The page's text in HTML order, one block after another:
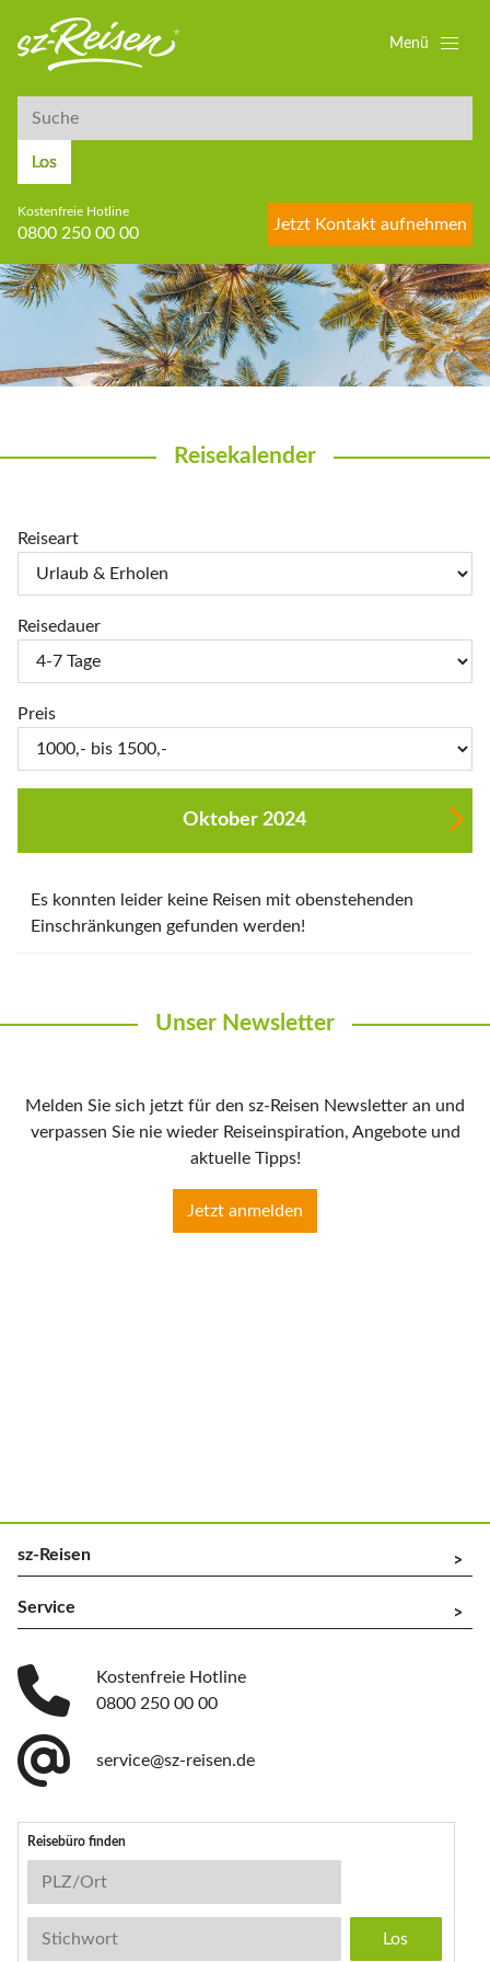
Suche
Los
Kostenfreie Hotline
0800 250 00 00
Jetzt Kontakt aufnehmen
Menü
Reisekalender
Reiseart
Reisedauer
Preis
Oktober 2024
Es konnten leider keine Reisen mit obenstehenden
Einschränkungen gefunden werden!
Unser Newsletter
Melden Sie sich jetzt für den sz-Reisen Newsletter an und
verpassen Sie nie wieder Reiseinspiration, Angebote und
aktuelle Tipps!
Jetzt anmelden
sz-Reisen ^
Service ^
Kostenfreie Hotline
0800 250 00 00
service@sz-reisen.de
Reisebüro finden
Reisebüro-Suche
PLZ/Ort